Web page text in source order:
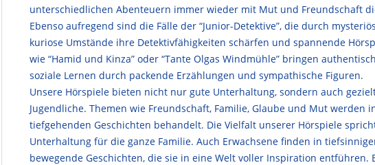
unterschiedlichen Abenteuern immer wieder mit Mut und Freundschaft
Ebenso aufregend sind die Fälle der “Junior-Detektive”, die durch
kuriose Umstände ihre Detektivfähigkeiten schärfen und spannende
wie “Hamid und Kinza” oder “Tante Olgas Windmühle” bringen
soziale Lernen durch packende Erzählungen und sympathische Figuren.
Unsere Hörspiele bieten nicht nur gute Unterhaltung, sondern auch
Jugendliche. Themen wie Freundschaft, Familie, Glaube und Mut werden
tiefgehenden Geschichten behandelt. Die Vielfalt unserer Hörspiele
Unterhaltung für die ganze Familie. Auch Erwachsene finden in
bewegende Geschichten, die sie in eine Welt voller Inspiration entführen.